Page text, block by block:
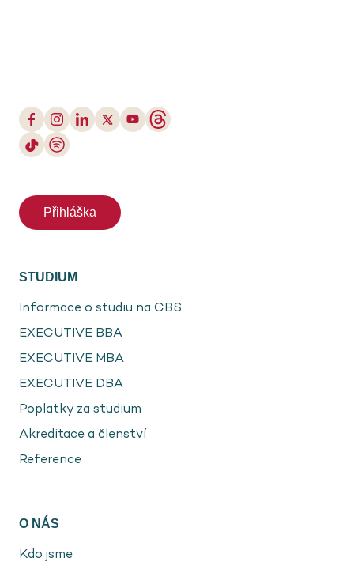
STUDIUM
Informace o studiu na CBS
EXECUTIVE BBA
EXECUTIVE MBA
EXECUTIVE DBA
Poplatky za studium
Akreditace a členství
Reference
O NÁS
Kdo jsme
Přihláška